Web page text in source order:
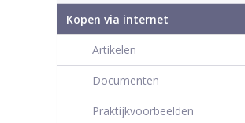
Kopen via internet
Artikelen
Documenten
Praktijkvoorbeelden